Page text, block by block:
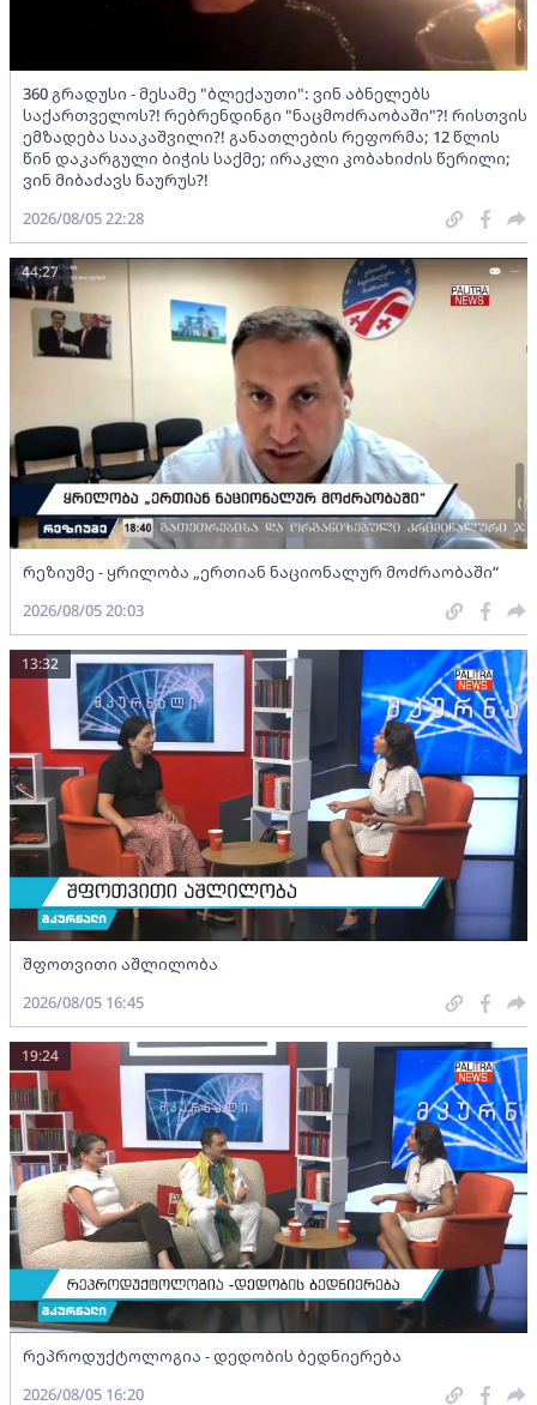
360 გრადუსი - მესამე "ბლექაუთი": ვინ აბნელებს
საქართველოს?! რებრენდინგი "ნაცმოძრაობაში"?! რისთვის
ემზადება სააკაშვილი?! განათლების რეფორმა; 12 წლის
წინ დაკარგული ბიჭის საქმე; ირაკლი კობახიძის წერილი;
ვინ მიბაძავს ნაურუს?!
2026/08/05 22:28
რეზიუმე - ყრილობა „ერთიან ნაციონალურ მოძრაობაში“
44:27
2026/08/05 20:03
შფოთვითი აშლილობა
13:32
2026/08/05 16:45
რეპროდუქტოლოგია - დედობის ბედნიერება
19:24
2026/08/05 16:20